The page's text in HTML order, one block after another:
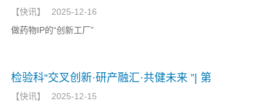
【快讯 】
2025-12-16
做药物IP的“创新工厂”
检验科“交叉创新·研产融汇·共健未来 ”| 第
【快讯 】
2025-12-15